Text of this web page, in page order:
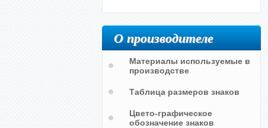
О производителе
Материалы используемые в
производстве
Таблица размеров знаков
Цвето-графическое
обозначение знаков